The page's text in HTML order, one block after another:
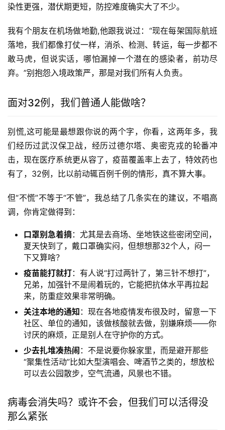
染性更强，潜伏期更短，防控难度确实大了不少。
我有个朋友在机场做地勤,他跟我说过：“现在每架国际航班
落地，我们都像打仗一样，消杀、检测、转运，每一步都不
敢马虎，但说实话，哪怕漏掉一个潜在的感染者，前功尽
弃。”别抱怨入境政策严，那是对我们所有人负责。
面对32例，我们普通人能做啥？
别慌,这可能是最想跟你说的两个字，你看，这两年多，我
们经历过武汉保卫战，经历过德尔塔、奥密克戎的轮番冲
击，现在医疗系统更从容了，疫苗覆盖率上去了，特效药也
有了，32例，比以前动辄百例千例的情形，真不算大事。
但“不慌”不等于“不管”，我总结了几条实在的建议，不唱高
调，你肯定做得到：
口罩别急着摘：尤其是去商场、坐地铁这些密闭空间，
夏天快到了，戴口罩确实闷，但想想那32个人，闷一
下又算啥？
疫苗能打就打：有人说“打过两针了，第三针不想打”，
兄弟，加强针不是闹着玩的，它能把抗体水平再拉起
来，防重症效果非常明确。
关注本地的通知 ：现在各地疫情发布很及时，留意一下
社区、单位的通知，该做核酸就去做，别嫌麻烦——你
讨厌的麻烦，正是别人在守护你的方式。
少去扎堆凑热闹 ：不是说要你躲家里，而是避开那些
“聚集性活动”比如大型演唱会、啤酒节之类的，想放松
可以去公园散步，空气流通，风景也不错。
病毒会消失吗？或许不会，但我们可以活得没
那么紧张